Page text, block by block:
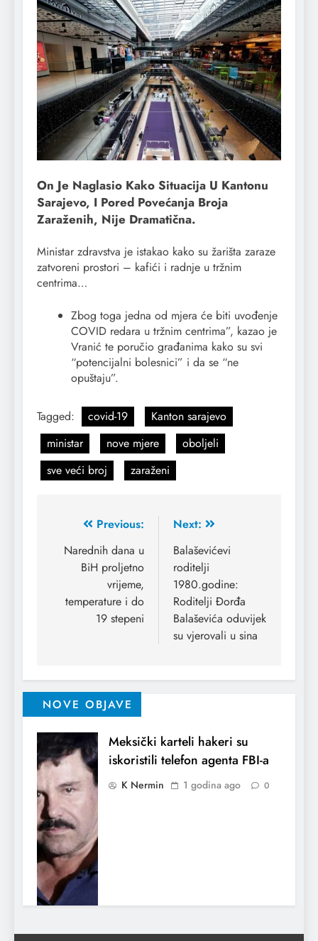
On Je Naglasio Kako Situacija U Kantonu
Sarajevo, I Pored Povećanja Broja
Zaraženih, Nije Dramatična.
Ministar zdravstva je istakao kako su žarišta zaraze
zatvoreni prostori – kafići i radnje u tržnim
centrima…
Zbog toga jedna od mjera će biti uvođenje
COVID redara u tržnim centrima”, kazao je
Vranić te poručio građanima kako su svi
“potencijalni bolesnici” i da se “ne
opuštaju”.
Tagged: covid-19
Kanton sarajevo
ministar
nove mjere
oboljeli
sve veći broj
zaraženi
Previous:
Narednih dana u
BiH proljetno
vrijeme,
temperature i do
19 stepeni
Next:
Balaševićevi
roditelji
1980.godine:
Roditelji Đorđа
Bаlаševićа oduvijek
su vjerovаli u sinа
NOVE OBJAVE
Meksički karteli hakeri su
iskoristili telefon agenta FBI-a
K Nermin 1 godina ago 0
Indija potvrdila da je napala